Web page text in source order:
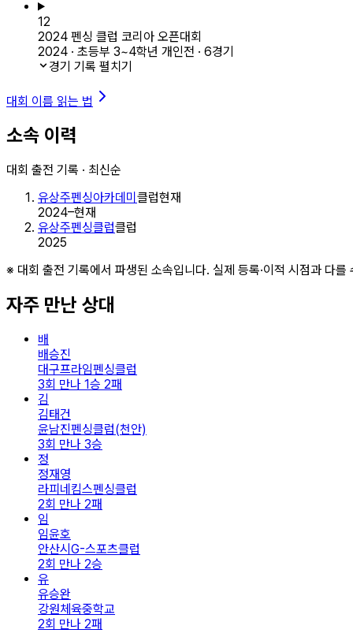
12
2024 펜싱 클럽 코리아 오픈대회
2024 · 초등부 3~4학년 개인전 · 6경기
경기 기록 펼치기
대회 이름 읽는 법
소속 이력
대회 출전 기록 · 최신순
유상주펜싱아카데미 클럽현재
2024–현재
유상주펜싱클럽클럽
2025
※ 대회 출전 기록에서 파생된 소속입니다. 실제 등록·이적 시점과 다를
자주 만난 상대
배
배승진
대구프라임펜싱클럽
3회 만나 1승 2패
김
김태건
윤남진펜싱클럽(천안)
3회 만나 3승
정
정재영
라피네킴스펜싱클럽
2회 만나 2패
임
임윤호
안산시G-스포츠클럽
2회 만나 2승
유
유승완
강원체육중학교
2회 만나 2패